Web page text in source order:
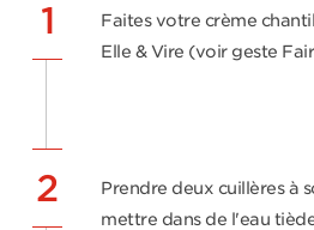
1
Faites votre crème
Elle & Vire (voir geste
2
Prendre deux cuillères à
mettre dans de l'eau